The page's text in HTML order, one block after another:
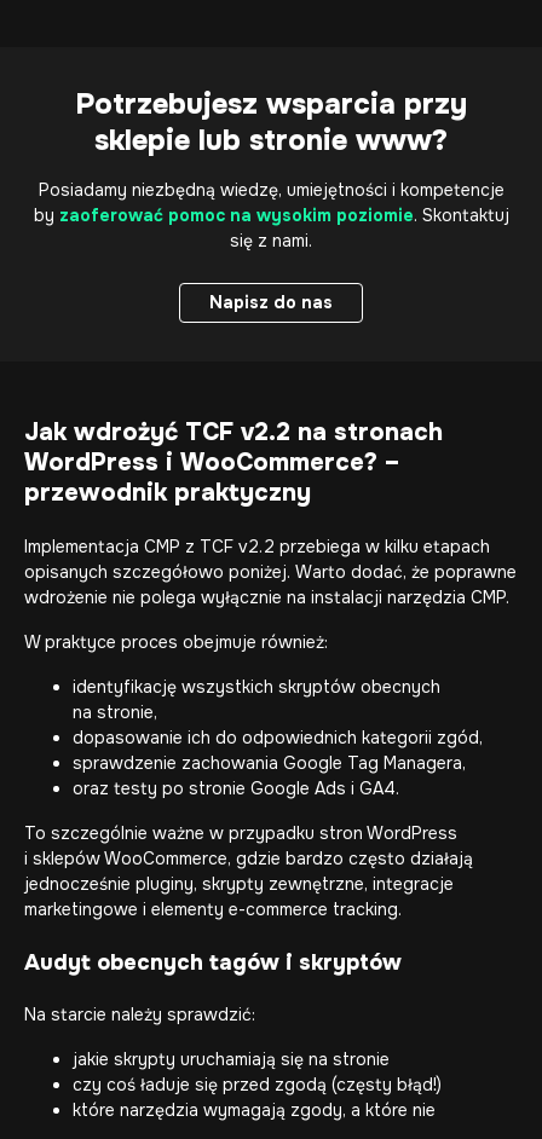
Potrzebujesz wsparcia przy
sklepie lub stronie www?
Posiadamy niezbędną wiedzę, umiejętności i kompetencje
by zaoferować pomoc na wysokim poziomie. Skontaktuj
się z nami.
Napisz do nas
Jak wdrożyć TCF v2.2 na stronach
WordPress i WooCommerce? –
przewodnik praktyczny
Implementacja CMP z TCF v2.2 przebiega w kilku etapach
opisanych szczegółowo poniżej. Warto dodać, że poprawne
wdrożenie nie polega wyłącznie na instalacji narzędzia CMP.
W praktyce proces obejmuje również:
identyfikację wszystkich skryptów obecnych
na stronie,
dopasowanie ich do odpowiednich kategorii zgód,
sprawdzenie zachowania Google Tag Managera,
oraz testy po stronie Google Ads i GA4.
To szczególnie ważne w przypadku stron WordPress
i sklepów WooCommerce, gdzie bardzo często działają
jednocześnie pluginy, skrypty zewnętrzne, integracje
marketingowe i elementy e-commerce tracking.
Audyt obecnych tagów i skryptów
Na starcie należy sprawdzić:
jakie skrypty uruchamiają się na stronie
czy coś ładuje się przed zgodą (częsty błąd!)
które narzędzia wymagają zgody, a które nie